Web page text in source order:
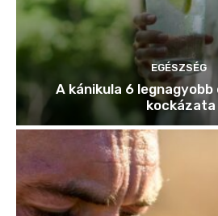
EGÉSZSÉG
A kánikula 6
kockázata